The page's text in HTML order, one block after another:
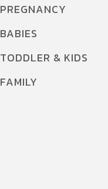
PREGNANCY
BABIES
TODDLER & KIDS
FAMILY